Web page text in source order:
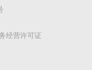
经营许可证